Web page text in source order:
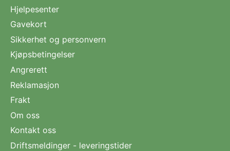
Hjelpesenter
Gavekort
Sikkerhet og personvern
Kjøpsbetingelser
Angrerett
Reklamasjon
Frakt
Om oss
Kontakt oss
Driftsmeldinger - leveringstider